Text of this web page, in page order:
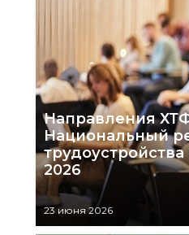
Направления
Национальный
2026
23 июня 2026